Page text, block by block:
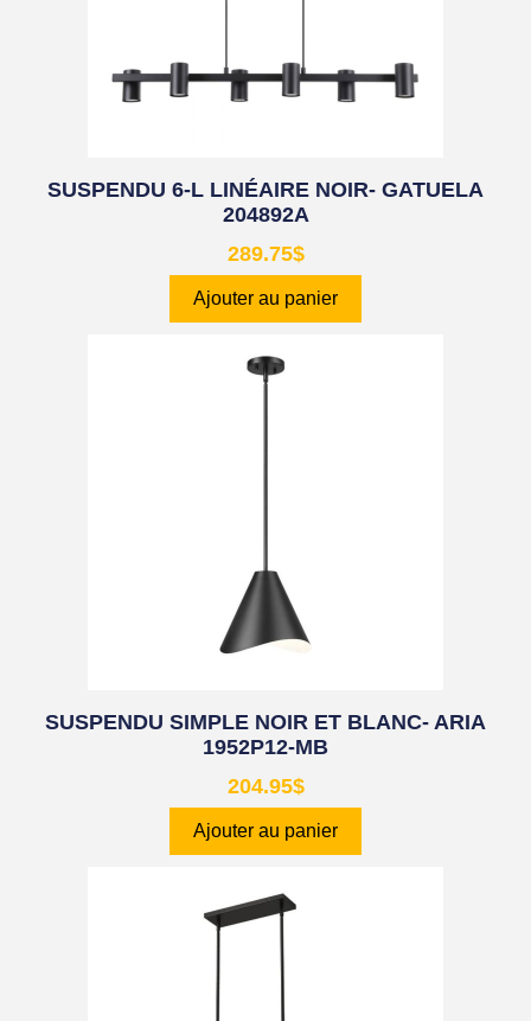
SUSPENDU 6-L LINÉAIRE NOIR- GATUELA
204892A
289.75$
Ajouter au panier
SUSPENDU SIMPLE NOIR ET BLANC- ARIA
1952P12-MB
204.95$
Ajouter au panier